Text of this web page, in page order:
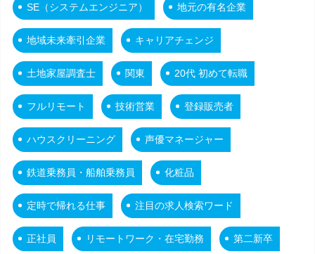
SE（システムエンジニア） 地元の有名企業
地域未来牽引企業 キャリアチェンジ
土地家屋調査士 関東 20代 初めて転職
フルリモート 技術営業 登録販売者
ハウスクリーニング 声優マネージャー
鉄道乗務員・船舶乗務員 化粧品
定時で帰れる仕事 注目の求人検索ワード
正社員 リモートワーク・在宅勤務 第二新卒